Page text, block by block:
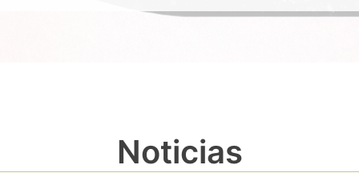
Noticias